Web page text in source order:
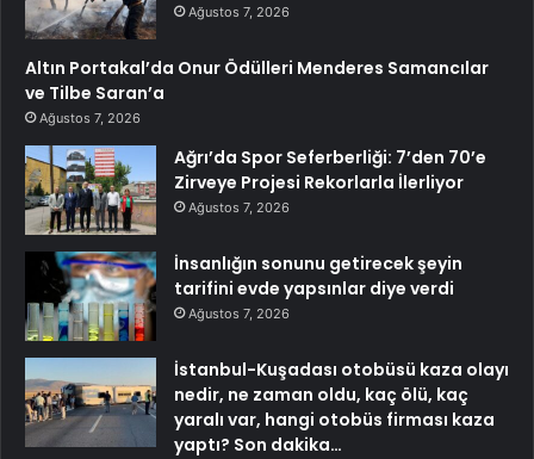
Ağustos 7, 2026
Altın Portakal’da Onur Ödülleri Menderes Samancılar
ve Tilbe Saran’a
Ağustos 7, 2026
Ağrı’da Spor Seferberliği: 7’den 70’e
Zirveye Projesi Rekorlarla İlerliyor
Ağustos 7, 2026
İnsanlığın sonunu getirecek şeyin
tarifini evde yapsınlar diye verdi
Ağustos 7, 2026
İstanbul-Kuşadası otobüsü kaza olayı
nedir, ne zaman oldu, kaç ölü, kaç
yaralı var, hangi otobüs firması kaza
yaptı? Son dakika…